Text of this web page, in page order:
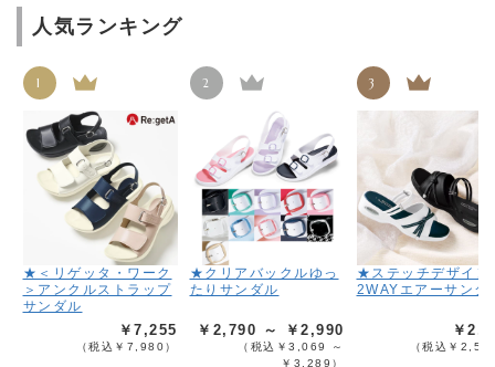
人気ランキング
1
★＜リゲッタ・ワーク
＞アンクルストラップ
サンダル
￥7,255
（税込￥7,980）
2
★クリアバックルゆっ
たりサンダル
￥2,790 ～ ￥2,990
（税込￥3,069 ～
￥3,289）
3
★ステッチデザイン
2WAYエアーサンダ
￥
（税込￥